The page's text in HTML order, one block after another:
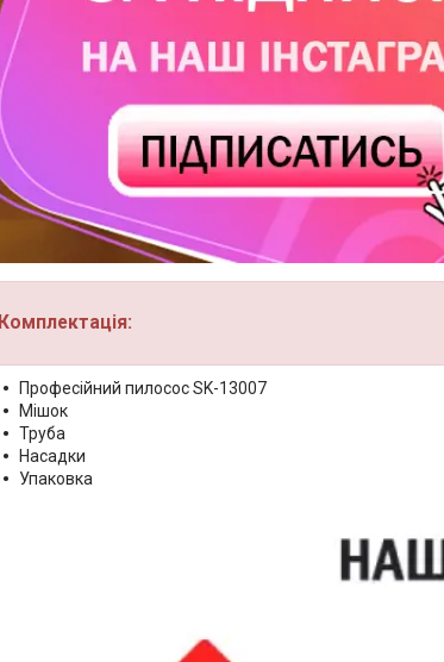
Комплектація:
Професійний пилосос SK-13007
Мішок
Труба
Насадки
Упаковка